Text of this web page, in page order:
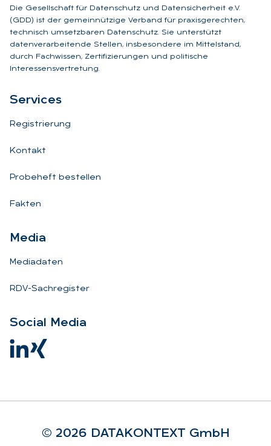
Die Gesellschaft für Datenschutz und Datensicherheit e.V.
(GDD) ist der gemeinnützige Verband für praxisgerechten,
technisch umsetzbaren Datenschutz. Sie unterstützt
datenverarbeitende Stellen, insbesondere im Mittelstand,
durch Fachwissen, Zertifizierungen und politische
Interessensvertretung.
Ser­vices
Registrierung
Kontakt
Probeheft bestellen
Fakten
Me­dia
Mediadaten
RDV-Sachregister
So­ci­al Me­dia
© 2026 DA­TA­KON­TEXT GmbH